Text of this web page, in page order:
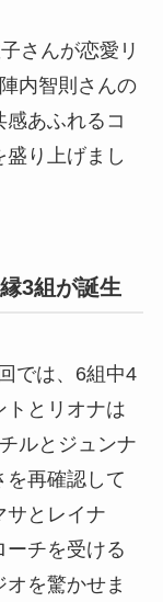
さんが恋愛リ
内智則さんの
あふれるコ
盛り上げまし
3組が誕生
では、6組中4
トとリオナは
ルとジュンナ
を再確認して
サとレイナ
ーチを受ける
を驚かせま